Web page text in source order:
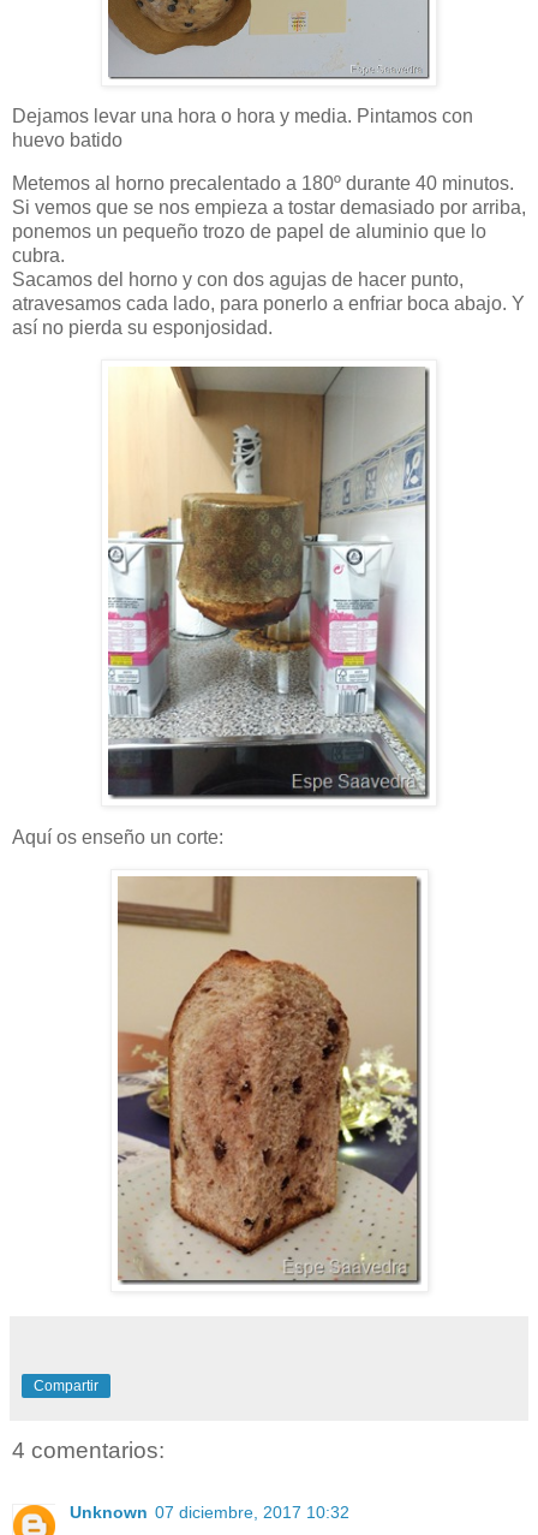
Dejamos levar una hora o hora y media. Pintamos con
huevo batido
Metemos al horno precalentado a 180º durante 40 minutos.
Si vemos que se nos empieza a tostar demasiado por arriba,
ponemos un pequeño trozo de papel de aluminio que lo
cubra.
Sacamos del horno y con dos agujas de hacer punto,
atravesamos cada lado, para ponerlo a enfriar boca abajo. Y
así no pierda su esponjosidad.
Aquí os enseño un corte:
Compartir
4 comentarios:
Unknown 07 diciembre, 2017 10:32